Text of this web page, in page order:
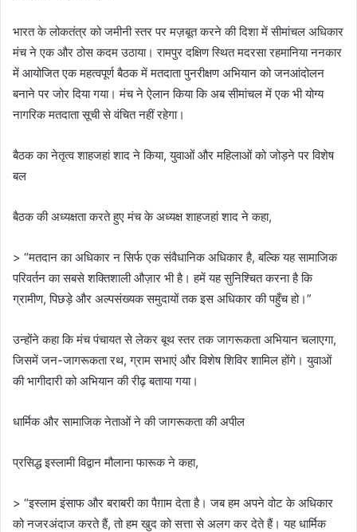
भारत के लोकतंत्र को जमीनी स्तर पर मज़बूत करने की दिशा में सीमांचल अधिकार
मंच ने एक और ठोस कदम उठाया। रामपुर दक्षिण स्थित मदरसा रहमानिया ननकार
में आयोजित एक महत्वपूर्ण बैठक में मतदाता पुनरीक्षण अभियान को जनआंदोलन
बनाने पर जोर दिया गया। मंच ने ऐलान किया कि अब सीमांचल में एक भी योग्य
नागरिक मतदाता सूची से वंचित नहीं रहेगा।
बैठक का नेतृत्व शाहजहां शाद ने किया, युवाओं और महिलाओं को जोड़ने पर विशेष
बल
बैठक की अध्यक्षता करते हुए मंच के अध्यक्ष शाहजहां शाद ने कहा,
> “मतदान का अधिकार न सिर्फ एक संवैधानिक अधिकार है, बल्कि यह सामाजिक
परिवर्तन का सबसे शक्तिशाली औज़ार भी है। हमें यह सुनिश्चित करना है कि
ग्रामीण, पिछड़े और अल्पसंख्यक समुदायों तक इस अधिकार की पहुँच हो।”
उन्होंने कहा कि मंच पंचायत से लेकर बूथ स्तर तक जागरूकता अभियान चलाएगा,
जिसमें जन-जागरूकता रथ, ग्राम सभाएं और विशेष शिविर शामिल होंगे। युवाओं
की भागीदारी को अभियान की रीढ़ बताया गया।
धार्मिक और सामाजिक नेताओं ने की जागरूकता की अपील
प्रसिद्ध इस्लामी विद्वान मौलाना फारूक ने कहा,
> “इस्लाम इंसाफ और बराबरी का पैग़ाम देता है। जब हम अपने वोट के अधिकार
को नजरअंदाज करते हैं, तो हम खुद को सत्ता से अलग कर देते हैं। यह धार्मिक